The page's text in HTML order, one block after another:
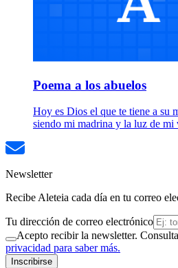
Poema a los abuelos
Hoy es Dios el que te tiene a su
siendo mi madrina y la luz de mi
Newsletter
Recibe Aleteia cada día en tu correo
Tu dirección de correo electrónico
Acepto recibir la newsletter.
privacidad para saber más.
Inscribirse